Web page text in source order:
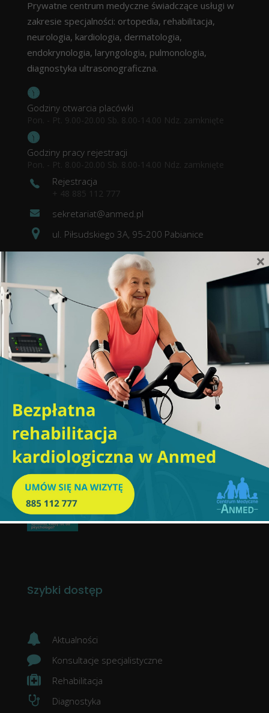
Prywatne centrum medyczne świadczące usługi w
zakresie specjalności: ortopedia, rehabilitacja,
neurologia, kardiologia, dermatologia,
endokrynologia, laryngologia, pulmonologia,
diagnostyka ultrasonograficzna.
Godziny otwarcia placówki
Pon. - Pt. 9.00-20.00 Sb. 8.00-14.00 Ndz. zamknięte
Godziny pracy rejestracji
Pon. - Pt. 8.00-20.00 Sb. 8.00-14.00 Ndz. zamknięte
Rejestracja
+ 48 885 112 777
sekretariat@anmed.pl
ul. Piłsudskiego 3A, 95-200 Pabianice
Nadciśnienie tętnicze – objawy,
które łatwo zignorować
4 sierpnia 2026
Kardiolog Pabianice – kiedy iść
do lekarza i jakie objawy są
niepokojące?
3 sierpnia 2026
Kiedy warto zgłosić się do
psychologa?
24 czerwca 2026
Szybki dostęp
Aktualności
Konsultacje specjalistyczne
Rehabilitacja
Diagnostyka
×